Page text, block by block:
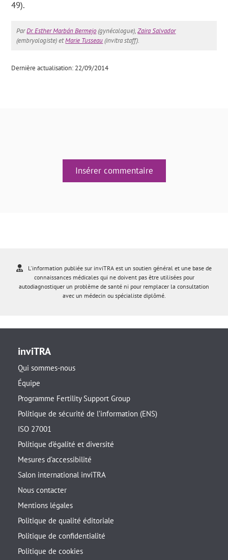
49).
ParDr. Esther Marbán Bermejo(gynécologue),Zaira Salvador
(embryologiste) etMarie Tusseau(invitra staff).
Dernière actualisation: 22/09/2014
Insérer commentaire
L'information publiée sur inviTRA est un soutien général et une base de
connaissances médicales qui ne doivent pas être utilisées pour
autodiagnostiquer un problème de santé ni pour remplacer la consultation
avec un médecin ou spécialiste diplômé.
inviTRA
Qui sommes-nous
Équipe
Programme Fertility Support Group
Politique de sécurité de l’information (ENS)
ISO 27001
Politique d’égalité et diversité
Mesures d’accessibilité
Salon international inviTRA
Nous contacter
Mentions légales
Politique de qualité éditoriale
Politique de confidentialité
Politique de cookies